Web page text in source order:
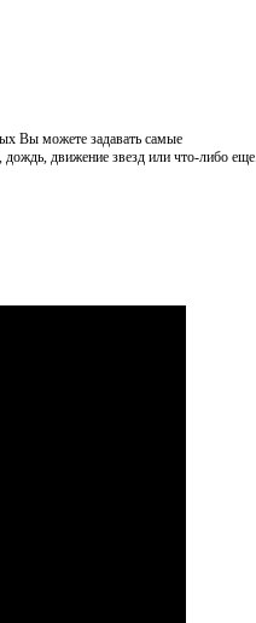
Вы можете задавать самые
движение звезд или что-либо еще.